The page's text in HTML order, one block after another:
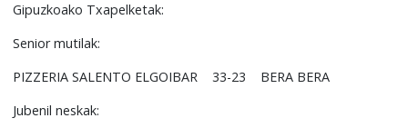
Gipuzkoako Txapelketak:
Senior mutilak:
PIZZERIA SALENTO ELGOIBAR
33-23
BERA BERA
Jubenil neskak: